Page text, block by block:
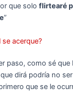
que soloflirtearé
”
acerque?
paso, como sé que
dirá podría no
que se le